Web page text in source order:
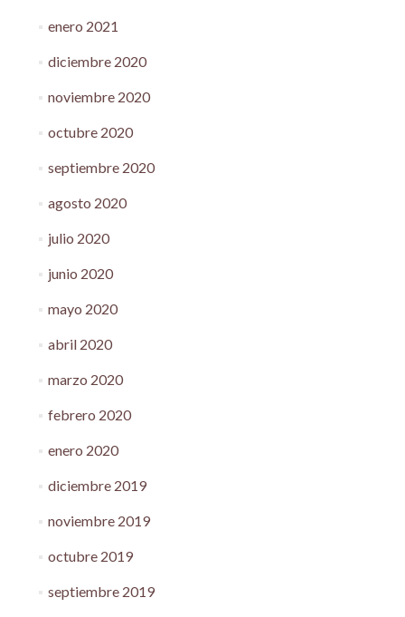
enero 2021
diciembre 2020
noviembre 2020
octubre 2020
septiembre 2020
agosto 2020
julio 2020
junio 2020
mayo 2020
abril 2020
marzo 2020
febrero 2020
enero 2020
diciembre 2019
noviembre 2019
octubre 2019
septiembre 2019